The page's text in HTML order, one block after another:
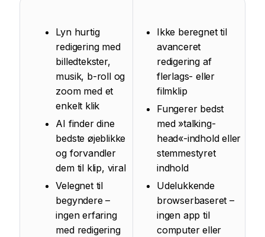
Lyn hurtig
redigering med
billedtekster,
musik, b-roll og
zoom med et
enkelt klik
AI finder dine
bedste øjeblikke
og forvandler
dem til klip, viral
Velegnet til
begyndere –
ingen erfaring
med redigering
Ikke beregnet til
avanceret
redigering af
flerlags- eller
filmklip
Fungerer bedst
med »talking-
head«-indhold eller
stemmestyret
indhold
Udelukkende
browserbaseret –
ingen app til
computer eller